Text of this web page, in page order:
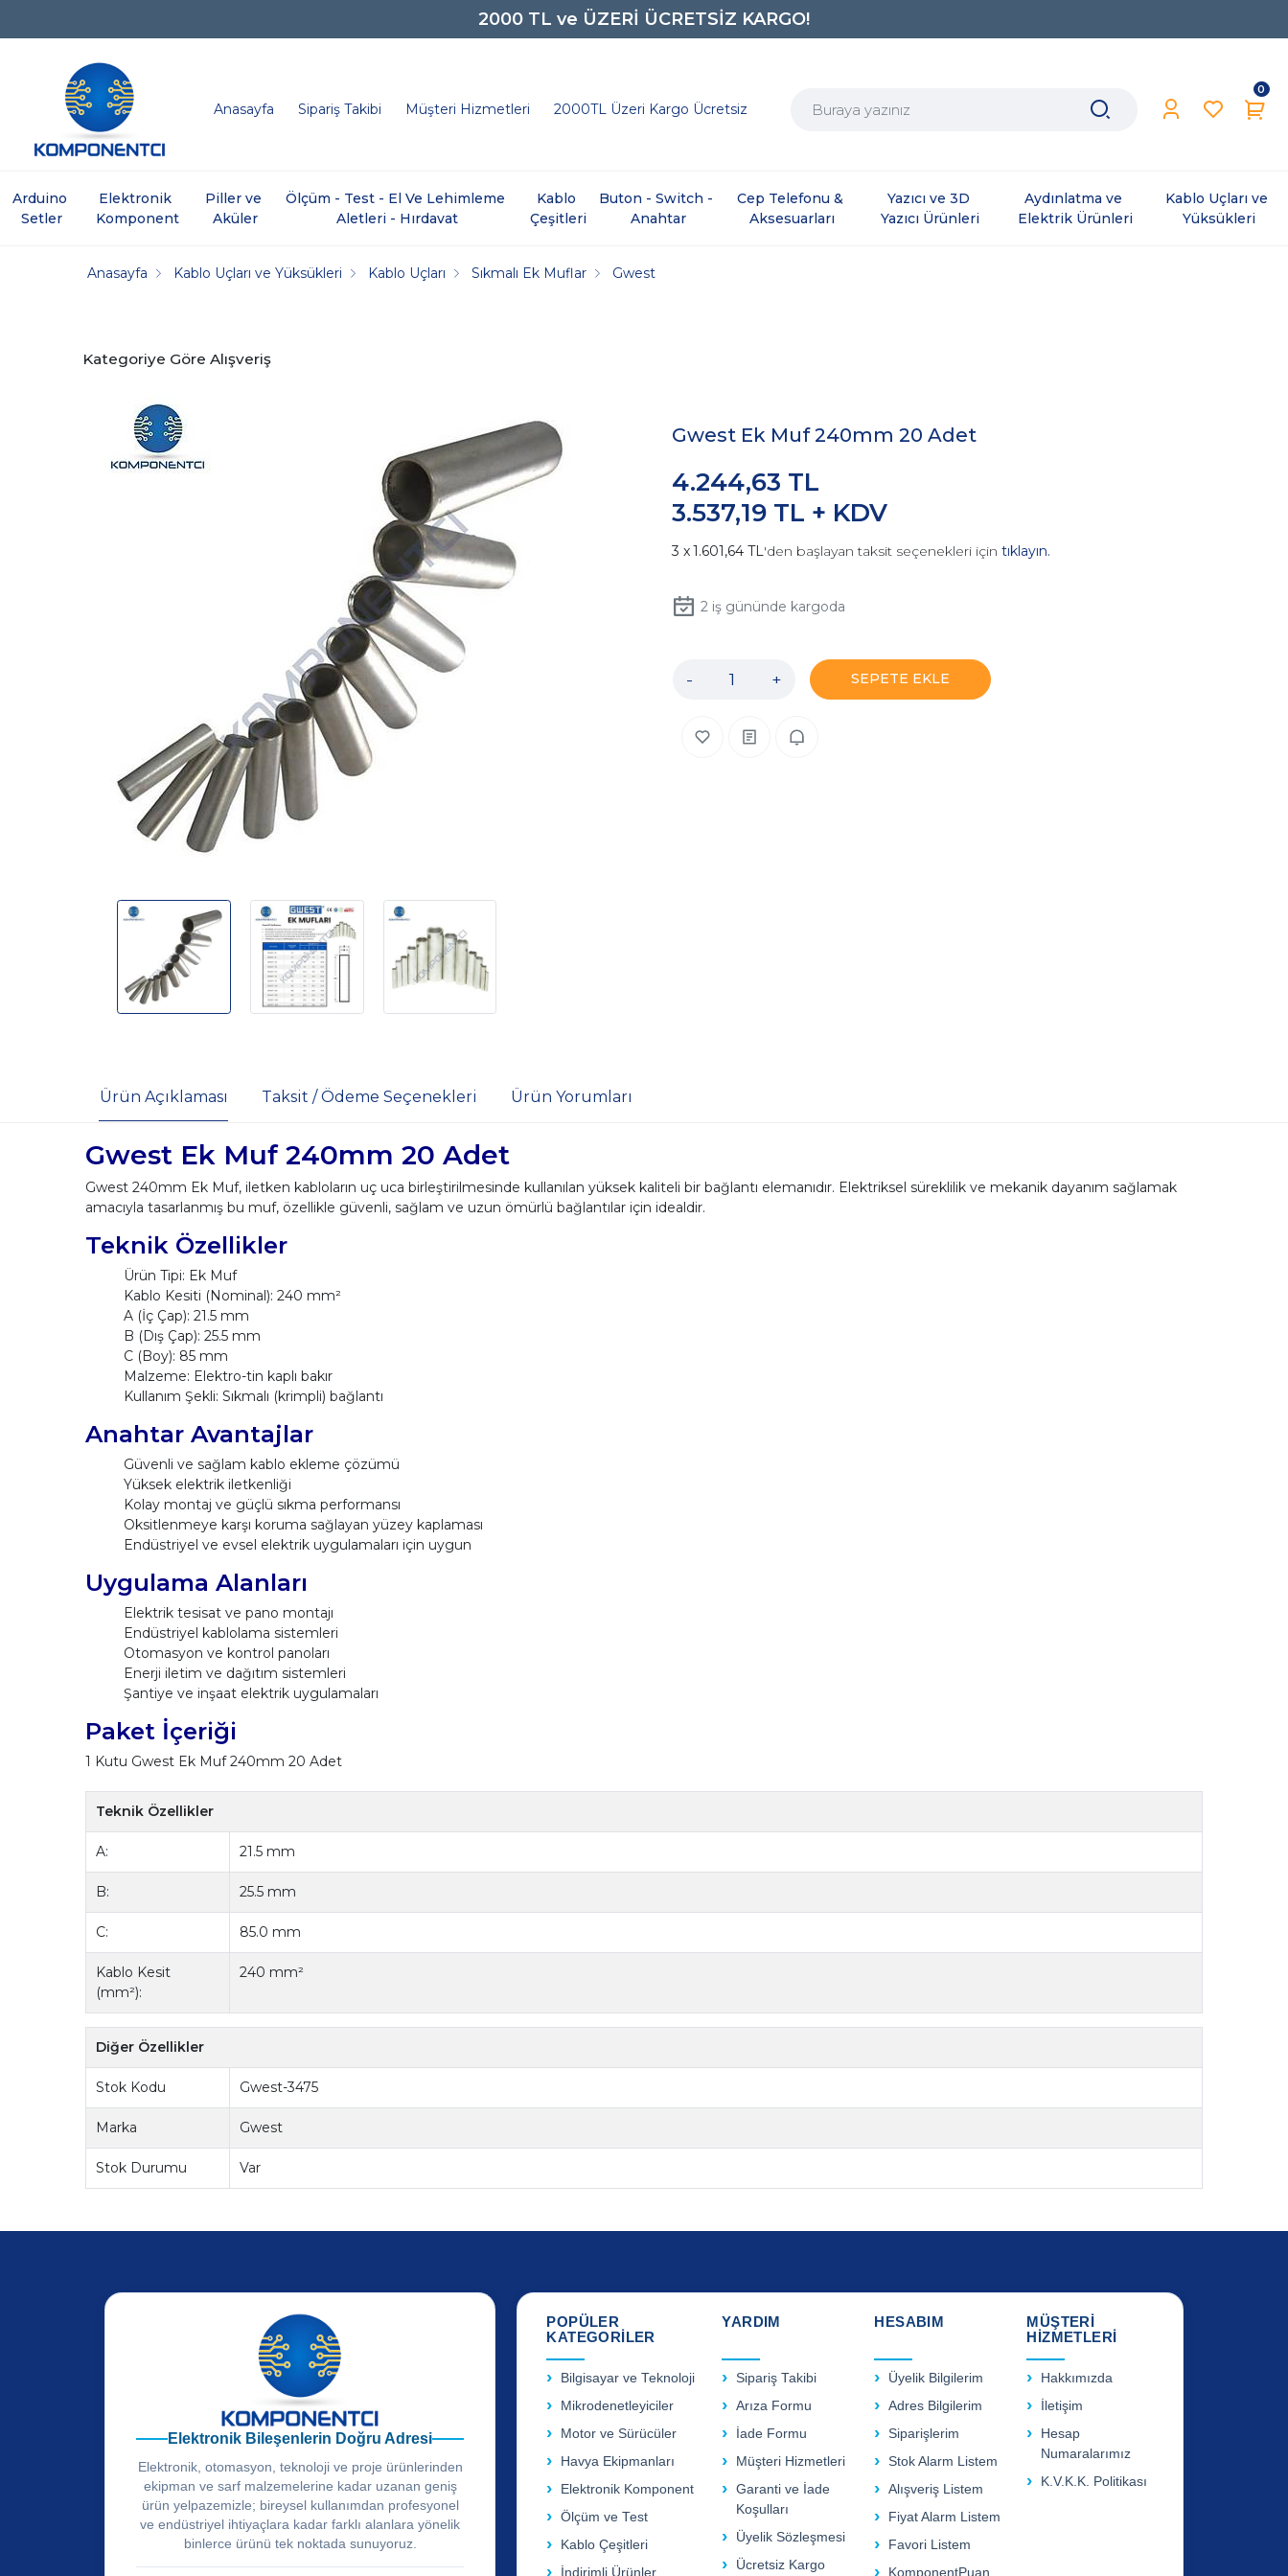
2000 TL ve ÜZERİ ÜCRETSİZ KARGO!
0850 242 0734
Anasayfa Sipariş Takibi Müşteri Hizmetleri 2000TL Üzeri Kargo Ücretsiz
0
Arduino
Setler
Elektronik
Komponent
Piller ve
Aküler
Ölçüm - Test - El Ve Lehimleme
Aletleri - Hırdavat
Kablo
Çeşitleri
Buton - Switch -
Anahtar
Cep Telefonu &
Aksesuarları
Yazıcı ve 3D
Yazıcı Ürünleri
Aydınlatma ve
Elektrik Ürünleri
Kablo Uçları ve
Yüksükleri
Anasayfa Kablo Uçları ve Yüksükleri Kablo Uçları Sıkmalı Ek Muflar Gwest
Kategoriye Göre Alışveriş
Gwest Ek Muf 240mm 20 Adet
3.537,19 TL + KDV
4.244,63 TL
1.601,64 TL'den başlayan taksit seçenekleri için tıklayın.
2iş gününde kargoda
- + SEPETE EKLE
Ürün Açıklaması Taksit / Ödeme Seçenekleri Ürün Yorumları
Gwest Ek Muf 240mm 20 Adet
Gwest 240mm Ek Muf, iletken kabloların uç uca birleştirilmesinde kullanılan yüksek kaliteli bir bağlantı elemanıdır. Elektriksel süreklilik ve mekanik dayanım sağlamak
amacıyla tasarlanmış bu muf, özellikle güvenli, sağlam ve uzun ömürlü bağlantılar için idealdir.
Teknik Özellikler
Ürün Tipi: Ek Muf
Kablo Kesiti (Nominal): 240 mm²
A (İç Çap): 21.5 mm
B (Dış Çap): 25.5 mm
C (Boy): 85 mm
Malzeme: Elektro-tin kaplı bakır
Kullanım Şekli: Sıkmalı (krimpli) bağlantı
Anahtar Avantajlar
Güvenli ve sağlam kablo ekleme çözümü
Yüksek elektrik iletkenliği
Kolay montaj ve güçlü sıkma performansı
Oksitlenmeye karşı koruma sağlayan yüzey kaplaması
Endüstriyel ve evsel elektrik uygulamaları için uygun
Uygulama Alanları
Elektrik tesisat ve pano montajı
Endüstriyel kablolama sistemleri
Otomasyon ve kontrol panoları
Enerji iletim ve dağıtım sistemleri
Şantiye ve inşaat elektrik uygulamaları
Paket İçeriği
1 Kutu Gwest Ek Muf 240mm 20 Adet
Teknik Özellikler
A: 21.5 mm
B: 25.5 mm
C: 85.0 mm
Kablo Kesit
(mm²):
240 mm²
Diğer Özellikler
Stok Kodu Gwest-3475
Marka Gwest
Stok Durumu Var
Elektronik Bileşenlerin Doğru Adresi
Elektronik, otomasyon, teknoloji ve proje ürünlerinden
ekipman ve sarf malzemelerine kadar uzanan geniş
ürün yelpazemizle; bireysel kullanımdan profesyonel
ve endüstriyel ihtiyaçlara kadar farklı alanlara yönelik
binlerce ürünü tek noktada sunuyoruz.
POPÜLER
KATEGORİLER
Bilgisayar ve Teknoloji
Mikrodenetleyiciler
Motor ve Sürücüler
Havya Ekipmanları
Elektronik Komponent
Ölçüm ve Test
Kablo Çeşitleri
İndirimli Ürünler
YARDIM
Sipariş Takibi
Arıza Formu
İade Formu
Müşteri Hizmetleri
Garanti ve İade
Koşulları
Üyelik Sözleşmesi
Ücretsiz Kargo
HESABIM
Üyelik Bilgilerim
Adres Bilgilerim
Siparişlerim
Stok Alarm Listem
Alışveriş Listem
Fiyat Alarm Listem
Favori Listem
KomponentPuan
MÜŞTERİ
HİZMETLERİ
Hakkımızda
İletişim
Hesap
Numaralarımız
K.V.K.K. Politikası